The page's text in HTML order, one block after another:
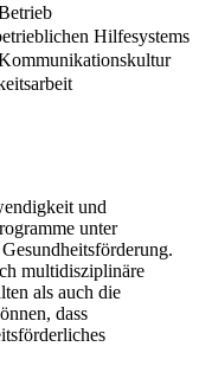
Hilfesystems
und
unter
multidisziplinäre
als auch die
dass